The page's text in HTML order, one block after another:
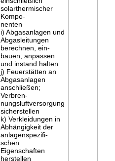
solarthermischer
Kompo-
nenten
i) Abgasanlagen und
Abgasleitungen
berechnen, ein-
bauen, anpassen
und instand halten
j) Feuerstätten an
Abgasanlagen
anschließen;
Verbren-
nungsluftversorgung
sicherstellen
k) Verkleidungen in
Abhängigkeit der
anlagenspezifi-
schen
Eigenschaften
herstellen